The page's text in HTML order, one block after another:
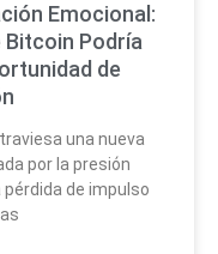
Emocional:
Bitcoin Podría
de
una nueva
por la presión
de impulso